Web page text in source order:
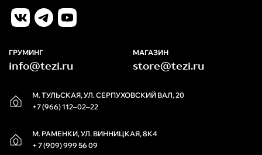
М. ТУЛЬСКАЯ, УЛ. СЕРПУХОВСКИЙ ВАЛ, 20
+7 (966) 112‒02‒22
М. РАМЕНКИ, УЛ. ВИННИЦКАЯ, 8К4
+ 7 (909) 999 56 09
ГРУМИНГ
info@tezi.ru
МАГАЗИН
store@tezi.ru